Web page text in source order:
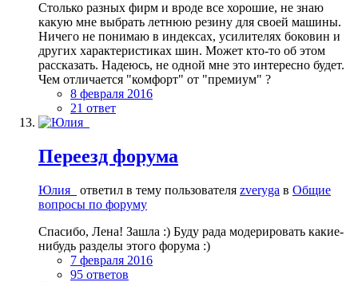
Столько разных фирм и вроде все хорошие, не знаю
какую мне выбрать летнюю резину для своей машины.
Ничего не понимаю в индексах, усилителях боковин и
других характеристиках шин. Может кто-то об этом
рассказать. Надеюсь, не одной мне это интересно будет.
Чем отличается "комфорт" от "премиум" ?
8 февраля 2016
21 ответ
Переезд форума
Юлия_ ответил в тему пользователя zveryga в Общие
вопросы по форуму
Спасибо, Лена! Зашла :) Буду рада модерировать какие-
нибудь разделы этого форума :)
7 февраля 2016
95 ответов